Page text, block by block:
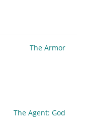
The Armor
The Agent: God